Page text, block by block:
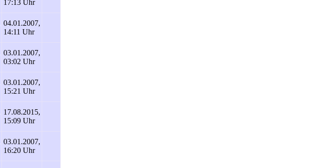
17:13 Uhr
04.01.2007,
14:11 Uhr
03.01.2007,
03:02 Uhr
03.01.2007,
15:21 Uhr
17.08.2015,
15:09 Uhr
03.01.2007,
16:20 Uhr